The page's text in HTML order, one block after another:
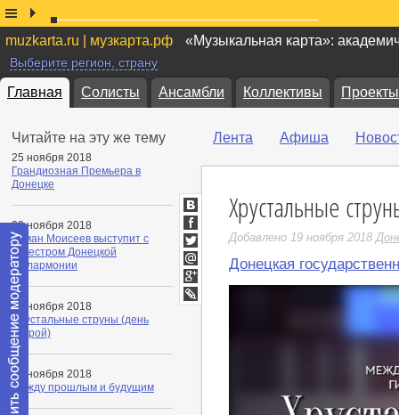
muzkarta.ru | музкарта.рф «Музыкальная карта»:
Выберите регион, страну
Главная Солисты Ансамбли Коллективы Проекты
Читайте на эту же тему
25 ноября 2018
Грандиозная Премьера в
Донецке
20 ноября 2018
Роман Моисеев выступит с
оркестром Донецкой
филармонии
19 ноября 2018
Хрустальные струны (день
второй)
15 ноября 2018
Между прошлым и будущим
Лента Афиша
Хрустальные
Добавлено 19 ноября 2018
Донецкая
ВКонтакте
Facebook
Twitter
Мой
Мир
Google+
LiveJournal